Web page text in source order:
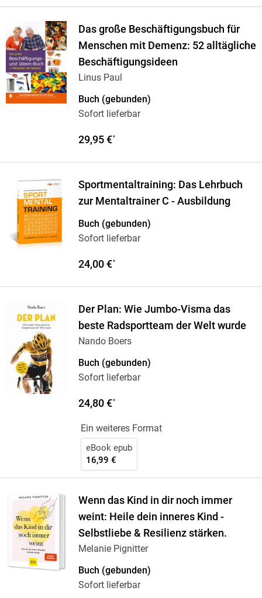
Das große Beschäftigungsbuch für
Menschen mit Demenz: 52 alltägliche
Beschäftigungsideen
Linus Paul
Buch (gebunden)
Sofort lieferbar
29,95 €*
Sportmentaltraining: Das Lehrbuch
zur Mentaltrainer C - Ausbildung
Buch (gebunden)
Sofort lieferbar
24,00 €*
Der Plan: Wie Jumbo-Visma das
beste Radsportteam der Welt wurde
Nando Boers
Buch (gebunden)
Sofort lieferbar
24,80 €*
Ein weiteres Format
eBook epub
16,99 €
Wenn das Kind in dir noch immer
weint: Heile dein inneres Kind -
Selbstliebe & Resilienz stärken.
Melanie Pignitter
Buch (gebunden)
Sofort lieferbar